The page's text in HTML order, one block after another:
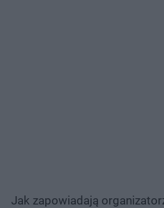
Jak zapowiadają